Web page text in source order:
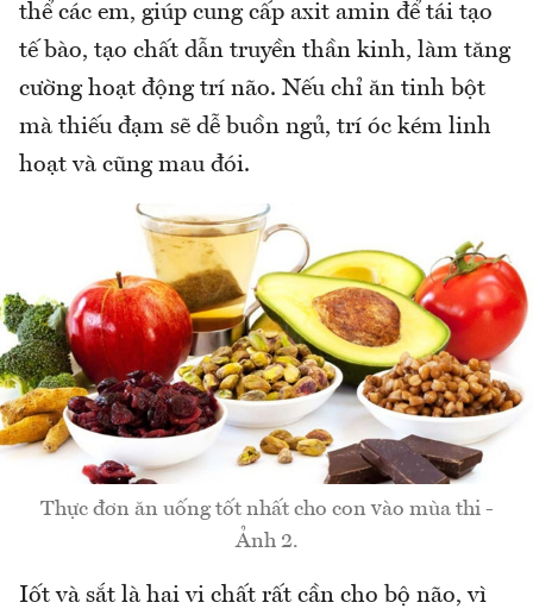
thể các em, giúp cung cấp axit amin để tái tạo
tế bào, tạo chất dẫn truyền thần kinh, làm tăng
cường hoạt động trí não. Nếu chỉ ăn tinh bột
mà thiếu đạm sẽ dễ buồn ngủ, trí óc kém linh
hoạt và cũng mau đói.
Thực đơn ăn uống tốt nhất cho con vào mùa thi -
Ảnh 2.
Iốt và sắt là hai vi chất rất cần cho bộ não, vì